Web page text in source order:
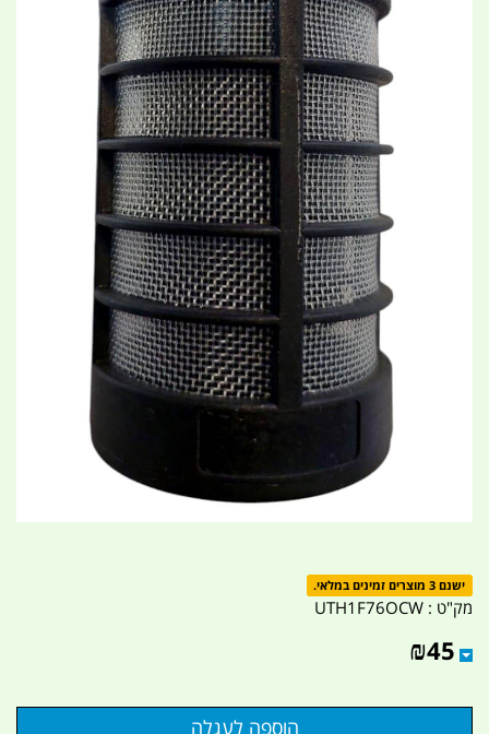
ישנם 3 מוצרים זמינים במלאי.
מק"ט : UTH1F76OCW
₪45